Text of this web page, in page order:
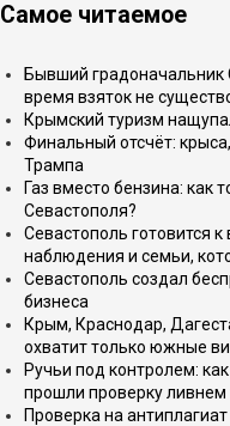
Самое читаемое
Бывший градоначальник
время взяток не
Крымский туризм
Финальный отсчёт:
Трампа
Газ вместо бензина: как
Севастополя?
Севастополь готовится
наблюдения и семьи,
Севастополь создал
бизнеса
Крым, Краснодар,
охватит только южные
Ручьи под контролем:
прошли проверку
Проверка на